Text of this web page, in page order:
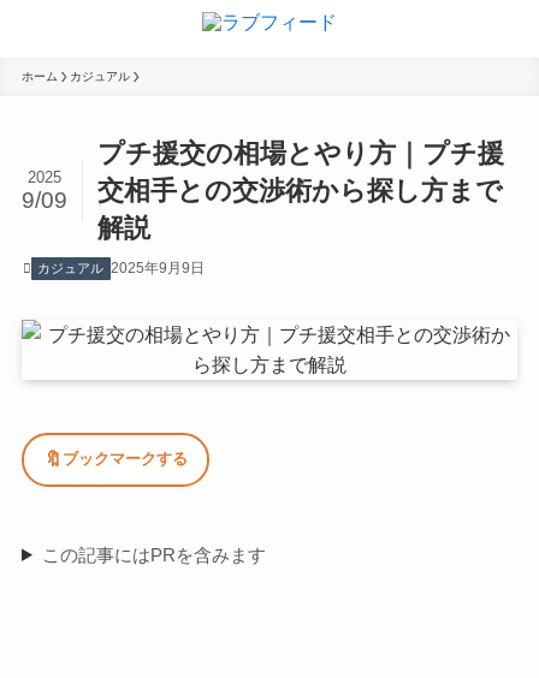
ホーム カジュアル
プチ援交の相場とやり方｜プチ援
交相手との交渉術から探し方まで
解説
2025
9/09
カジュアル 2025年9月9日
🔖 ブックマークする
この記事にはPRを含みます